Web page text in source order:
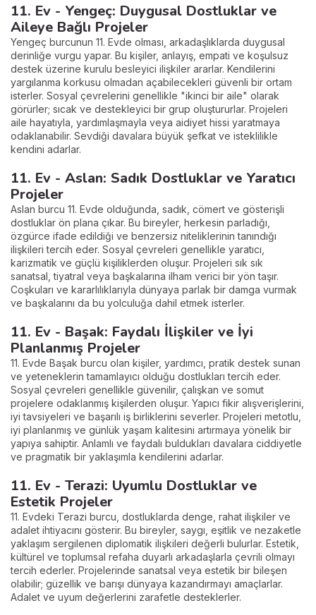
11. Ev - Yengeç: Duygusal Dostluklar ve
Aileye Bağlı Projeler
Yengeç burcunun 11. Evde olması, arkadaşlıklarda duygusal
derinliğe vurgu yapar. Bu kişiler, anlayış, empati ve koşulsuz
destek üzerine kurulu besleyici ilişkiler ararlar. Kendilerini
yargılanma korkusu olmadan açabilecekleri güvenli bir ortam
isterler. Sosyal çevrelerini genellikle "ikinci bir aile" olarak
görürler; sıcak ve destekleyici bir grup oluştururlar. Projeleri
aile hayatıyla, yardımlaşmayla veya aidiyet hissi yaratmaya
odaklanabilir. Sevdiği davalara büyük şefkat ve isteklilikle
kendini adarlar.
11. Ev - Aslan: Sadık Dostluklar ve Yaratıcı
Projeler
Aslan burcu 11. Evde olduğunda, sadık, cömert ve gösterişli
dostluklar ön plana çıkar. Bu bireyler, herkesin parladığı,
özgürce ifade edildiği ve benzersiz niteliklerinin tanındığı
ilişkileri tercih eder. Sosyal çevreleri genellikle yaratıcı,
karizmatik ve güçlü kişiliklerden oluşur. Projeleri sık sık
sanatsal, tiyatral veya başkalarına ilham verici bir yön taşır.
Coşkuları ve kararlılıklarıyla dünyaya parlak bir damga vurmak
ve başkalarını da bu yolculuğa dahil etmek isterler.
11. Ev - Başak: Faydalı İlişkiler ve İyi
Planlanmış Projeler
11. Evde Başak burcu olan kişiler, yardımcı, pratik destek sunan
ve yeteneklerin tamamlayıcı olduğu dostlukları tercih eder.
Sosyal çevreleri genellikle güvenilir, çalışkan ve somut
projelere odaklanmış kişilerden oluşur. Yapıcı fikir alışverişlerini,
iyi tavsiyeleri ve başarılı iş birliklerini severler. Projeleri metotlu,
iyi planlanmış ve günlük yaşam kalitesini artırmaya yönelik bir
yapıya sahiptir. Anlamlı ve faydalı buldukları davalara ciddiyetle
ve pragmatik bir yaklaşımla kendilerini adarlar.
11. Ev - Terazi: Uyumlu Dostluklar ve
Estetik Projeler
11. Evdeki Terazi burcu, dostluklarda denge, rahat ilişkiler ve
adalet ihtiyacını gösterir. Bu bireyler, saygı, eşitlik ve nezaketle
yaklaşım sergilenen diplomatik ilişkileri değerli bulurlar. Estetik,
kültürel ve toplumsal refaha duyarlı arkadaşlarla çevrili olmayı
tercih ederler. Projelerinde sanatsal veya estetik bir bileşen
olabilir; güzellik ve barışı dünyaya kazandırmayı amaçlarlar.
Adalet ve uyum değerlerini zarafetle desteklerler.